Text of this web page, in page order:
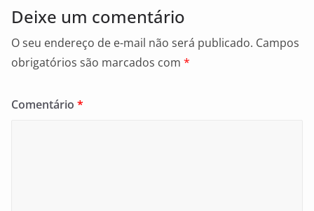
Deixe um comentário
O seu endereço de e-mail não será publicado. Campos
obrigatórios são marcados com *
Comentário *